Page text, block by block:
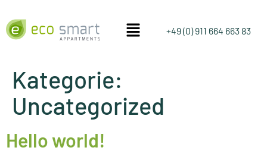
+49 (0) 911 664 663 83
Kategorie:
Uncategorized
Hello world!